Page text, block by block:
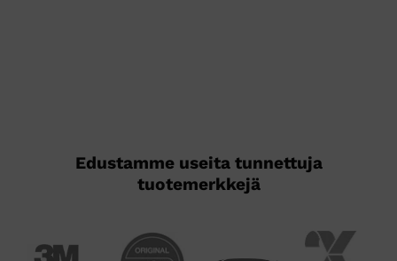
Edustamme useita tunnettuja
tuotemerkkejä